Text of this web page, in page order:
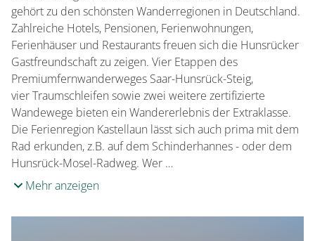
gehört zu den schönsten Wanderregionen in Deutschland.
Zahlreiche Hotels, Pensionen, Ferienwohnungen,
Ferienhäuser und Restaurants freuen sich die Hunsrücker
Gastfreundschaft zu zeigen. Vier Etappen des
Premiumfernwanderweges Saar-Hunsrück-Steig,
vier Traumschleifen sowie zwei weitere zertifizierte
Wandewege bieten ein Wandererlebnis der Extraklasse.
Die Ferienregion Kastellaun lässt sich auch prima mit dem
Rad erkunden, z.B. auf dem Schinderhannes - oder dem
Hunsrück-Mosel-Radweg. Wer …
Mehr anzeigen